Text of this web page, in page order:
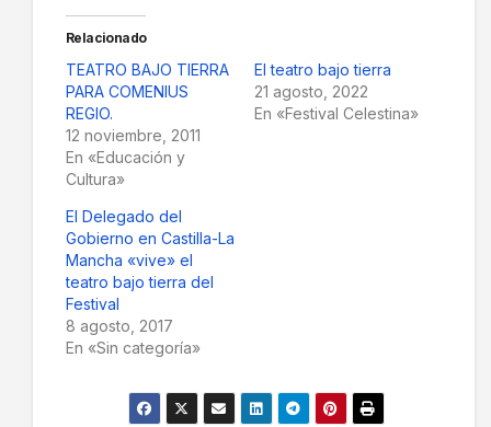
Relacionado
TEATRO BAJO TIERRA
PARA COMENIUS
REGIO.
12 noviembre, 2011
En «Educación y
Cultura»
El teatro bajo tierra
21 agosto, 2022
En «Festival Celestina»
El Delegado del
Gobierno en Castilla-La
Mancha «vive» el
teatro bajo tierra del
Festival
8 agosto, 2017
En «Sin categoría»